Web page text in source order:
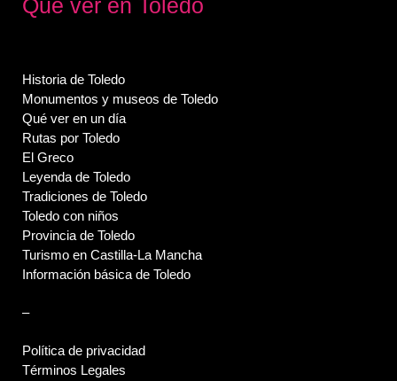
Qué ver en Toledo
Historia de Toledo
Monumentos y museos de Toledo
Qué ver en un día
Rutas por Toledo
El Greco
Leyenda de Toledo
Tradiciones de Toledo
Toledo con niños
Provincia de Toledo
Turismo en Castilla-La Mancha
Información básica de Toledo
–
Política de privacidad
Términos Legales